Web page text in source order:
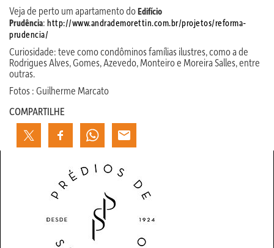
Veja de perto um apartamento doEdifício
Prudência: http://www.andrademorettin.com.br/projetos/reforma-
prudencia/
Curiosidade: teve como condôminos famílias ilustres, como a de
Rodrigues Alves, Gomes, Azevedo, Monteiro e Moreira Salles, entre
outras.
Fotos : Guilherme Marcato
COMPARTILHE